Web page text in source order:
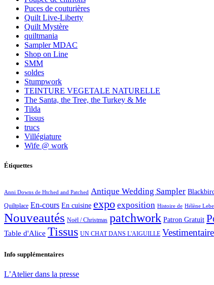
Puces de couturières
Quilt Live-Liberty
Quilt Mystère
quiltmania
Sampler MDAC
Shop on Line
SMM
soldes
Stumpwork
TEINTURE VEGETALE NATURELLE
The Santa, the Tree, the Turkey & Me
Tilda
Tissus
trucs
Villégiature
Wife @ work
Étiquettes
Anni Downs de Htched and Patched Antique Wedding Sampler
Quiltplace En-cours En cuisine expo exposition Histoire de Hélène
Nouveautés Noël / Christmas patchwork Patron Gratuit
Table d'Alice Tissus UN CHAT DANS L'AIGUILLE Vestimentaire
Info supplémentaires
L’Atelier dans la presse